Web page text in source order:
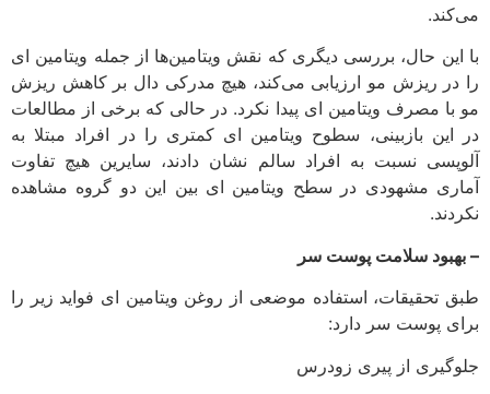
می‌کند.
با این حال، بررسی دیگری که نقش ویتامین‌ها از جمله ویتامین ای
را در ریزش مو ارزیابی می‌کند، هیچ مدرکی دال بر کاهش ریزش
مو با مصرف ویتامین ای پیدا نکرد. در حالی که برخی از مطالعات
در این بازبینی، سطوح ویتامین ای کمتری را در افراد مبتلا به
آلوپسی نسبت به افراد سالم نشان دادند، سایرین هیچ تفاوت
آماری مشهودی در سطح ویتامین ای بین این دو گروه مشاهده
نکردند.
– بهبود سلامت پوست سر
طبق تحقیقات، استفاده موضعی از روغن ویتامین ای فواید زیر را
برای پوست سر دارد:
جلوگیری از پیری زودرس